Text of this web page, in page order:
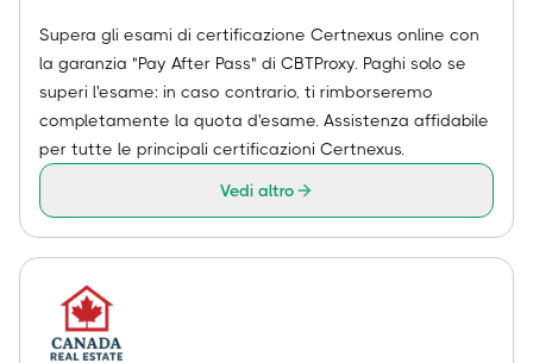
Supera gli esami di certificazione Certnexus online con
la garanzia "Pay After Pass" di CBTProxy. Paghi solo se
superi l'esame: in caso contrario, ti rimborseremo
completamente la quota d'esame. Assistenza affidabile
per tutte le principali certificazioni Certnexus.
Vedi altro